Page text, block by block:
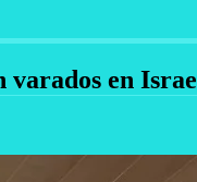
varados en